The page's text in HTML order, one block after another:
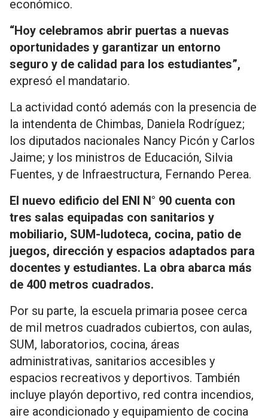
económico.
“Hoy celebramos abrir puertas a nuevas
oportunidades y garantizar un entorno
seguro y de calidad para los estudiantes”,
expresó el mandatario.
La actividad contó además con la presencia de
la intendenta de Chimbas, Daniela Rodríguez;
los diputados nacionales Nancy Picón y Carlos
Jaime; y los ministros de Educación, Silvia
Fuentes, y de Infraestructura, Fernando Perea.
El nuevo edificio del ENI N° 90 cuenta con
tres salas equipadas con sanitarios y
mobiliario, SUM-ludoteca, cocina, patio de
juegos, dirección y espacios adaptados para
docentes y estudiantes. La obra abarca más
de 400 metros cuadrados.
Por su parte, la escuela primaria posee cerca
de mil metros cuadrados cubiertos, con aulas,
SUM, laboratorios, cocina, áreas
administrativas, sanitarios accesibles y
espacios recreativos y deportivos. También
incluye playón deportivo, red contra incendios,
aire acondicionado y equipamiento de cocina